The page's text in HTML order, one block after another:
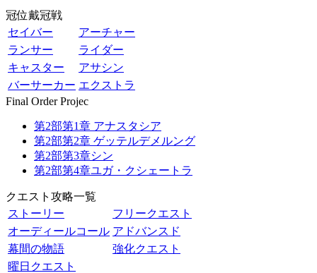
冠位戴冠戦
セイバー
アーチャー
ランサー
ライダー
キャスター
アサシン
バーサーカー エクストラ
Final Order Projec
第2部第1章 アナスタシア
第2部第2章 ゲッテルデメルング
第2部第3章シン
第2部第4章ユガ・クシェートラ
クエスト攻略一覧
ストーリー
フリークエスト
オーディールコール アドバンスド
幕間の物語
強化クエスト
曜日クエスト